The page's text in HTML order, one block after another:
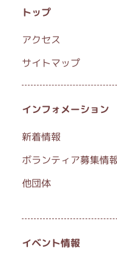
国立市ボランテ
開館時間：月曜日
休館日：土曜・日曜
トップ
アクセス
サイトマップ
インフォメーション
新着情報
ボランティア募集情
他団体
イベント情報